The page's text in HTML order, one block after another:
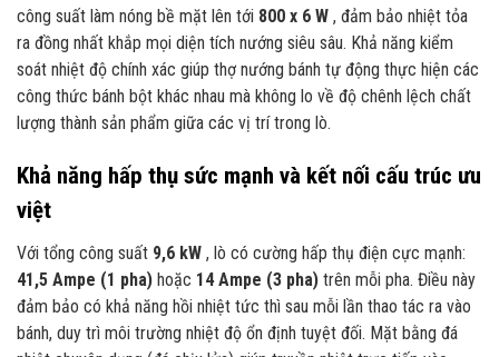
công suất làm nóng bề mặt lên tới 800 x 6 W , đảm bảo nhiệt tỏa
ra đồng nhất khắp mọi diện tích nướng siêu sâu. Khả năng kiểm
soát nhiệt độ chính xác giúp thợ nướng bánh tự động thực hiện các
công thức bánh bột khác nhau mà không lo về độ chênh lệch chất
lượng thành sản phẩm giữa các vị trí trong lò.
Khả năng hấp thụ sức mạnh và kết nối cấu trúc ưu
việt
Với tổng công suất 9,6 kW , lò có cường hấp thụ điện cực mạnh:
41,5 Ampe (1 pha) hoặc 14 Ampe (3 pha) trên mỗi pha. Điều này
đảm bảo có khả năng hồi nhiệt tức thì sau mỗi lần thao tác ra vào
bánh, duy trì môi trường nhiệt độ ổn định tuyệt đối. Mặt bằng đá